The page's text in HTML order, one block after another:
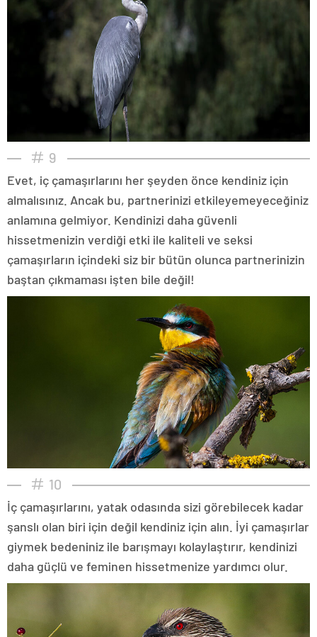
9
Evet, iç çamaşırlarını her şeyden önce kendiniz için
almalısınız. Ancak bu, partnerinizi etkileyemeyeceğiniz
anlamına gelmiyor. Kendinizi daha güvenli
hissetmenizin verdiği etki ile kaliteli ve seksi
çamaşırların içindeki siz bir bütün olunca partnerinizin
baştan çıkmaması işten bile değil!
10
İç çamaşırlarını, yatak odasında sizi görebilecek kadar
şanslı olan biri için değil kendiniz için alın. İyi çamaşırlar
giymek bedeniniz ile barışmayı kolaylaştırır, kendinizi
daha güçlü ve feminen hissetmenize yardımcı olur.